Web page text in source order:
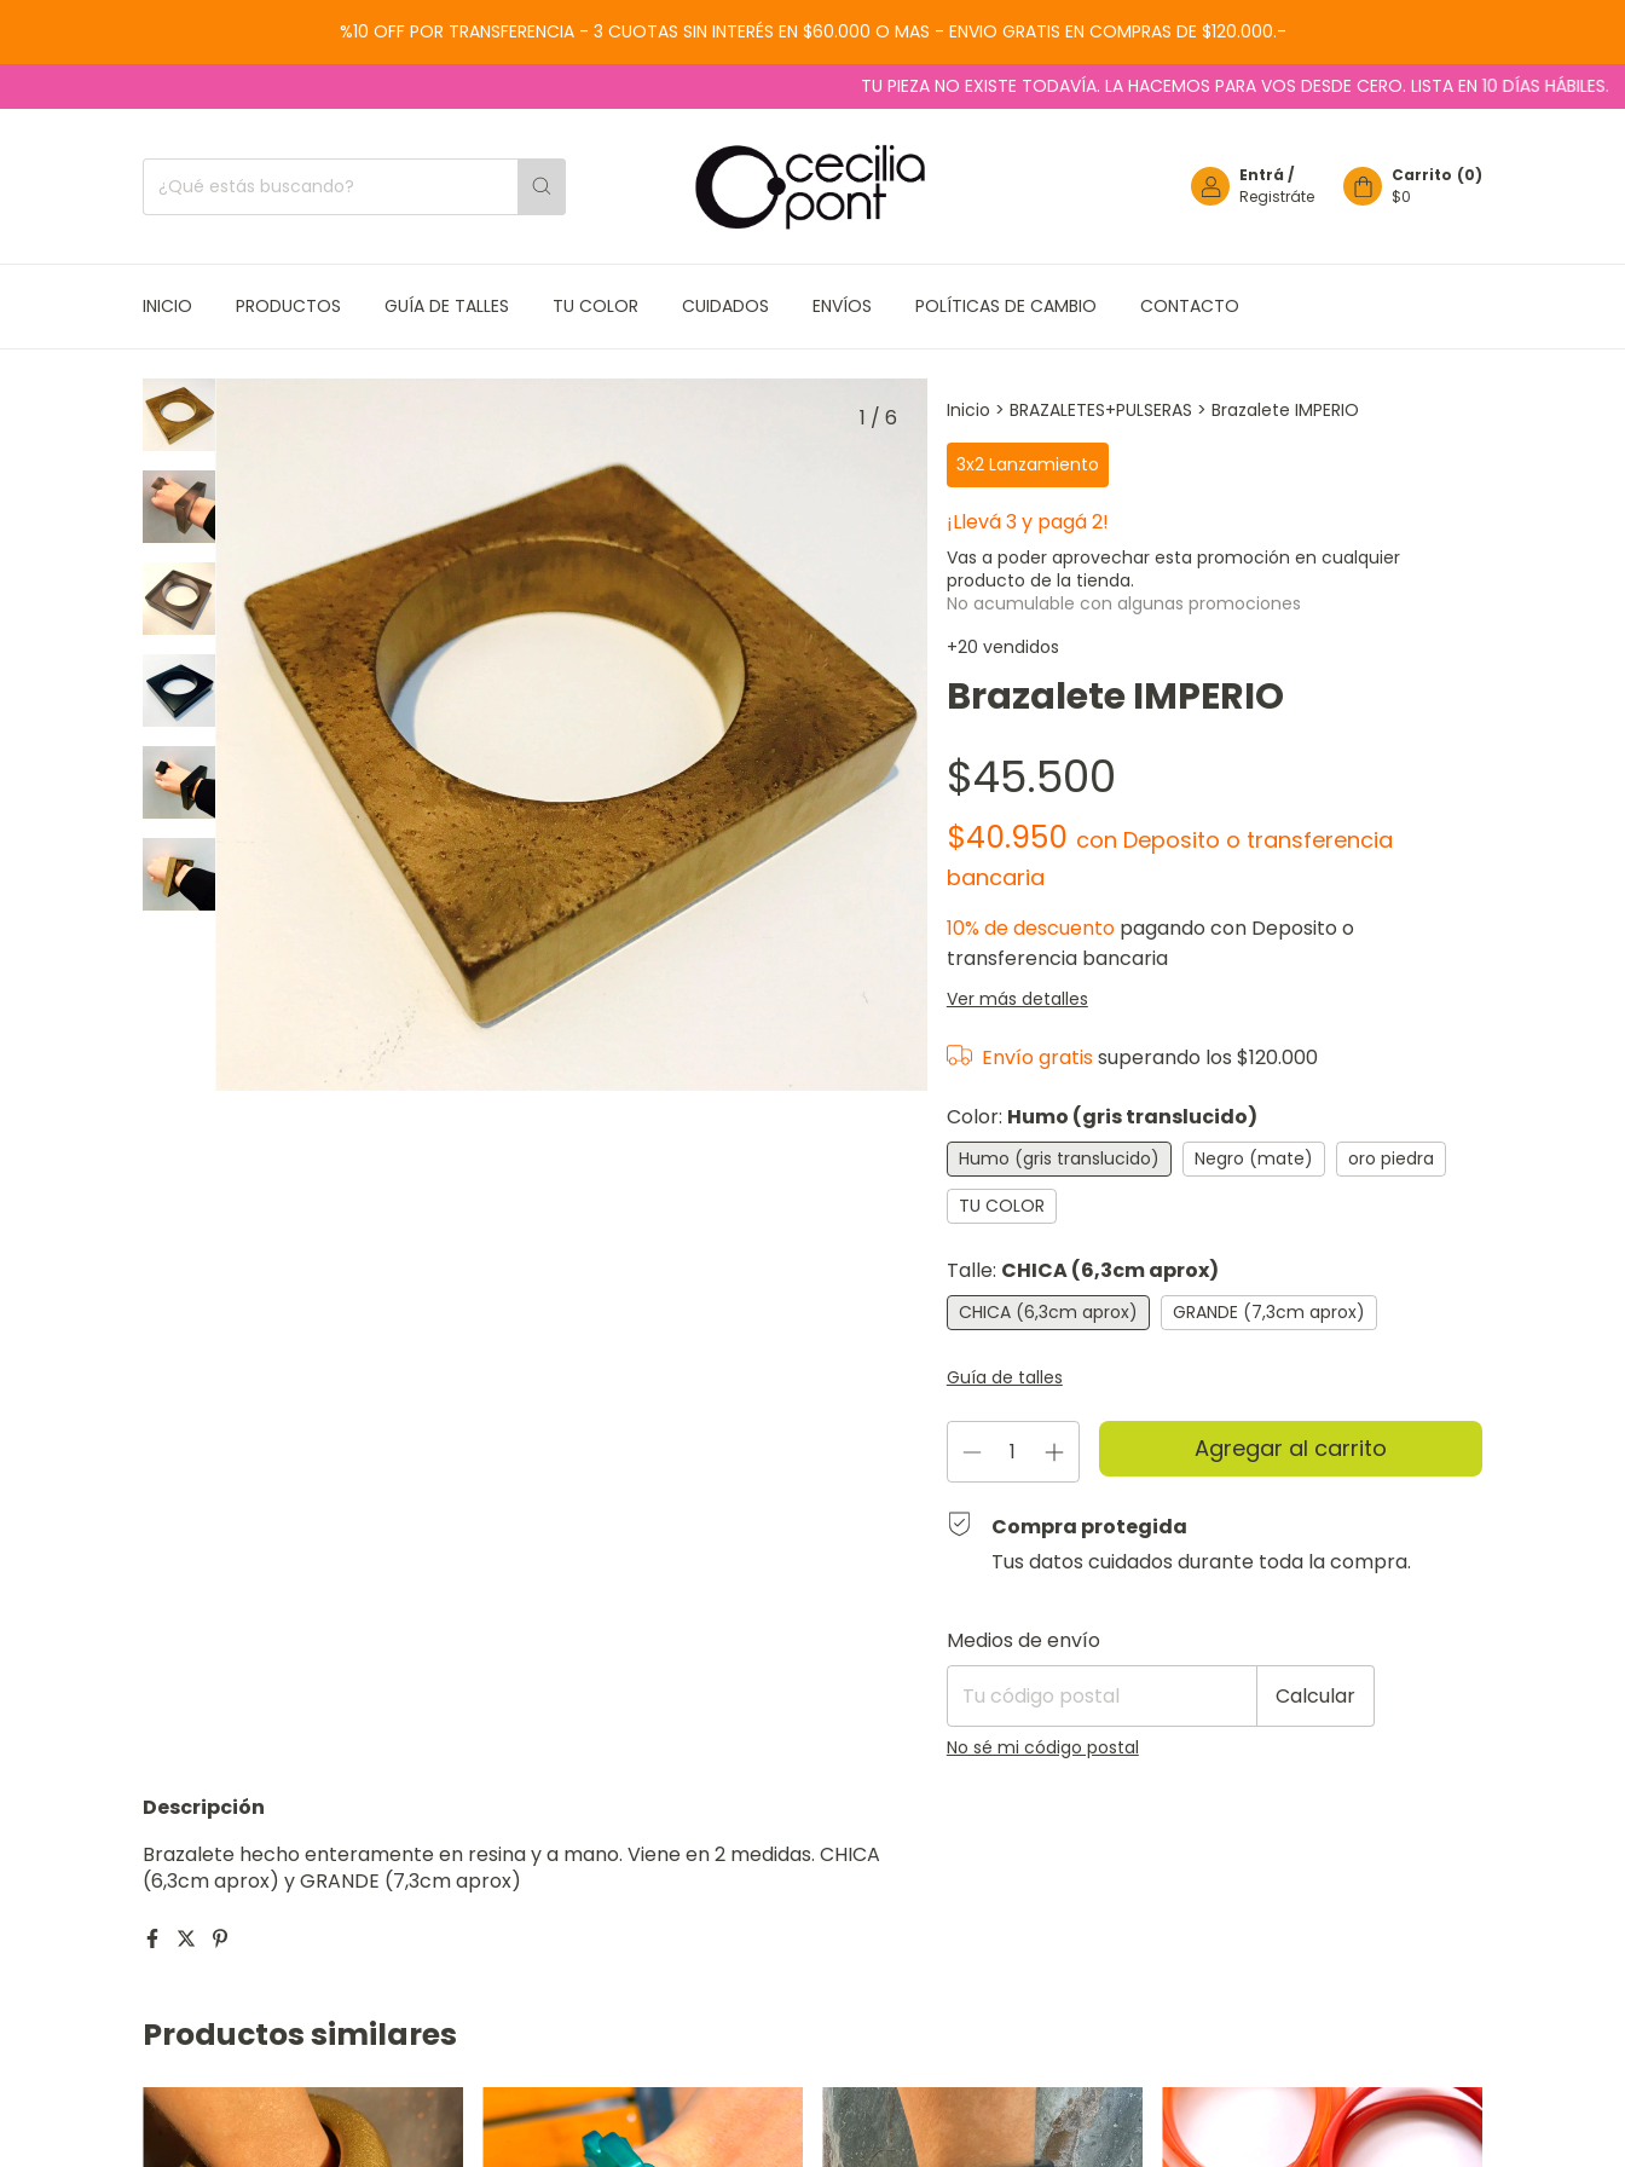
%10 OFF POR TRANSFERENCIA - 3 CUOTAS SIN INTERÉS EN $60.000 O MAS - ENVIO GRATIS EN COMPRAS DE $120.000.-
TU PIEZA NO EXISTE TODAVÍA. LA HACEMOS PARA VOS DESDE CERO. LISTA EN 10 DÍAS HÁBILES. TU
Entrá /
Registráte
Carrito (0)
$0
INICIO PRODUCTOS GUÍA DE TALLES TU COLOR CUIDADOS ENVÍOS POLÍTICAS DE CAMBIO CONTACTO
1 / 6 Inicio > BRAZALETES+PULSERAS > Brazalete IMPERIO
3x2 Lanzamiento
¡Llevá 3 y pagá 2!
Vas a poder aprovechar esta promoción en cualquier
producto de la tienda.
No acumulable con algunas promociones
+20 vendidos
Brazalete IMPERIO
$45.500
$40.950 con Deposito o transferencia
bancaria
10% de descuentopagando con Deposito o
transferencia bancaria
Ver más detalles
Envío gratissuperando los$120.000
Color: Humo (gris translucido)
Humo (gris translucido) Negro (mate)
oro piedra
TU COLOR
Talle: CHICA (6,3cm aprox)
CHICA (6,3cm aprox) GRANDE (7,3cm aprox)
Guía de talles
Compra protegida
Tus datos cuidados durante toda la compra.
Entregas para el CP:
Medios de envío
Calcular
No sé mi código postal
Descripción
Brazalete hecho enteramente en resina y a mano. Viene en 2 medidas. CHICA
(6,3cm aprox) y GRANDE (7,3cm aprox)
Productos similares